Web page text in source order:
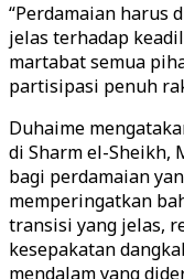
“Perdamaian harus
jelas terhadap
martabat semua
partisipasi penuh
Duhaime
di Sharm el-Sheikh,
bagi perdamaian
memperingatkan
transisi yang jelas,
kesepakatan
mendalam yang